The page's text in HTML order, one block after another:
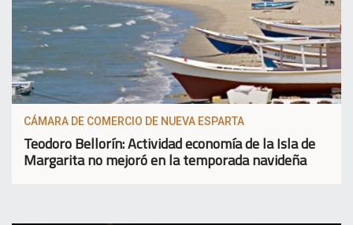
CÁMARA DE COMERCIO DE NUEVA ESPARTA
Teodoro Bellorín: Actividad economía de la Isla de
Margarita no mejoró en la temporada navideña